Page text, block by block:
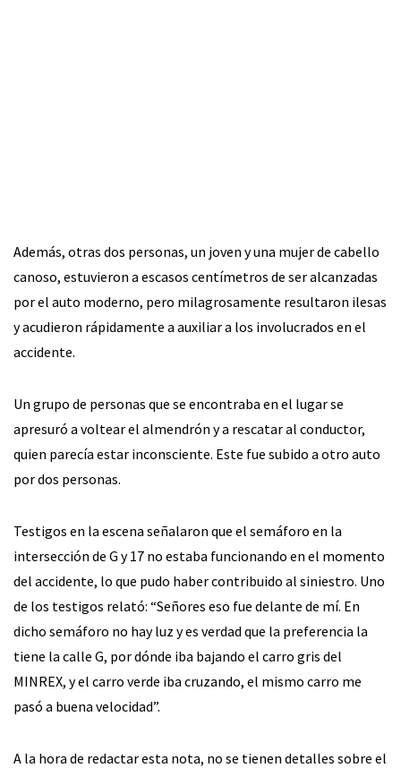
Además, otras dos personas, un joven y una mujer de cabello
canoso, estuvieron a escasos centímetros de ser alcanzadas
por el auto moderno, pero milagrosamente resultaron ilesas
y acudieron rápidamente a auxiliar a los involucrados en el
accidente.
Un grupo de personas que se encontraba en el lugar se
apresuró a voltear el almendrón y a rescatar al conductor,
quien parecía estar inconsciente. Este fue subido a otro auto
por dos personas.
Testigos en la escena señalaron que el semáforo en la
intersección de G y 17 no estaba funcionando en el momento
del accidente, lo que pudo haber contribuido al siniestro. Uno
de los testigos relató: “Señores eso fue delante de mí. En
dicho semáforo no hay luz y es verdad que la preferencia la
tiene la calle G, por dónde iba bajando el carro gris del
MINREX, y el carro verde iba cruzando, el mismo carro me
pasó a buena velocidad”.
A la hora de redactar esta nota, no se tienen detalles sobre el